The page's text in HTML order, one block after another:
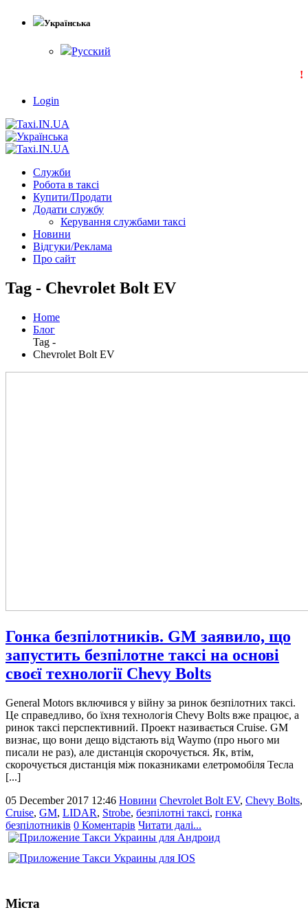
Українська
Русский
Login
Служби
Робота в таксі
Купити/Продати
Додати службу
Керування службами таксі
Новини
Відгуки/Реклама
Про сайт
Tag - Chevrolet Bolt EV
Home
Блог
Tag -
Chevrolet Bolt EV
Гонка безпілотників. GM заявило, що
запустить безпілотне таксі на основі
своєї технології Chevy Bolts
General Motors включився у війну за ринок безпілотних таксі.
Це справедливо, бо їхня технологія Chevy Bolts вже працює, а
ринок таксі перспективний. Проект називається Cruise. GM
визнає, що вони дещо відстають від Waymo (про нього ми
писали не раз), але дистанція скорочується. Як, втім,
скорочується дистанція між показниками елетромобіля Тесла
[...]
05 December 2017 12:46 Новини Chevrolet Bolt EV, Chevy Bolts,
Cruise, GM, LIDAR, Strobe, безпілотні таксі, гонка
безпілотників 0 Коментарів Читати далі...
Міста